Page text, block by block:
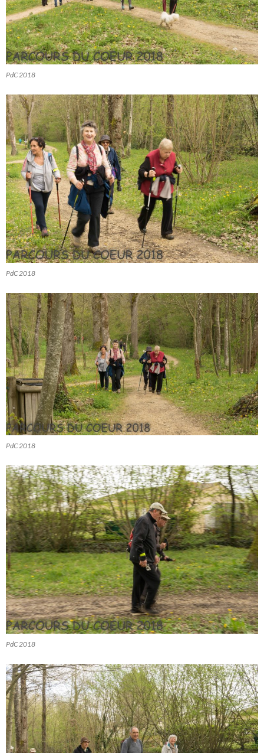
PdC 2018
PdC 2018
PdC 2018
PdC 2018